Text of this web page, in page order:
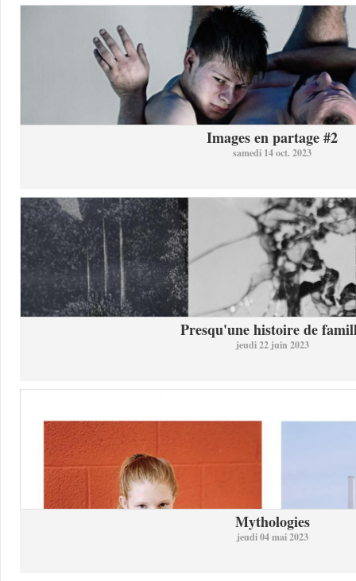
Images en partage #2
samedi 14 oct. 2023
Presqu'une histoire de
jeudi 22 juin 2023
Mythologies
jeudi 04 mai 2023